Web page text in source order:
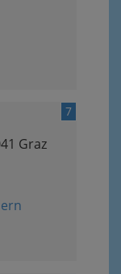
7
Graz